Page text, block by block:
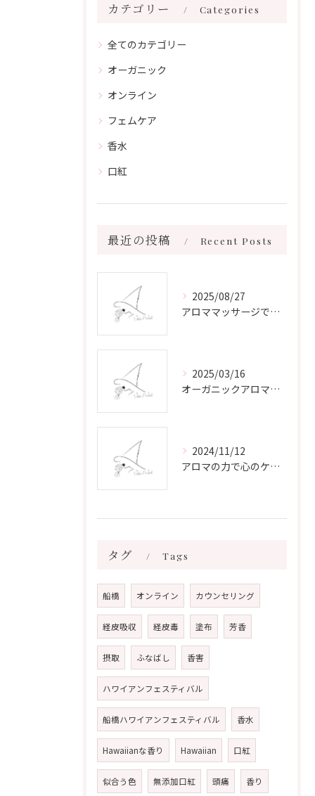
カテゴリー Categories
全てのカテゴリー
オーガニック
オンライン
フェムケア
香水
口紅
最近の投稿 Recent Posts
2025/08/27
アロママッサージで叶える心身リラックスと健康維持の新習慣ガイド
2025/03/16
オーガニックアロマで心と体を癒す
2024/11/12
アロマの力で心のケアをする方法
タグ Tags
船橋 オンライン カウンセリング
経皮吸収 経皮毒 塗布 芳香
摂取 ふなばし 香害
ハワイアンフェスティバル
船橋ハワイアンフェスティバル 香水
Hawaiianな香り Hawaiian 口紅
似合う色 無添加口紅 頭痛 香り